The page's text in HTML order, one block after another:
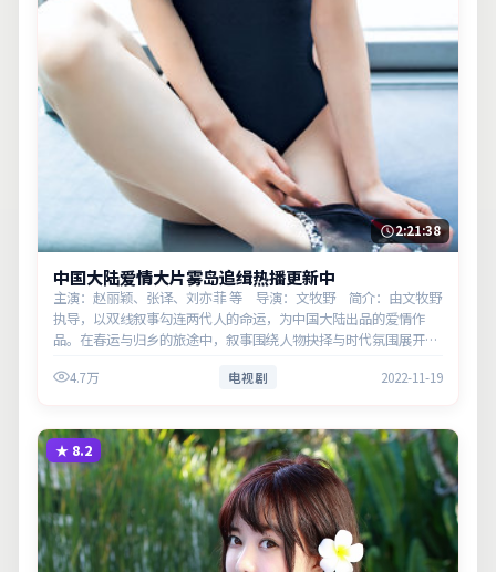
2:21:38
中国大陆爱情大片雾岛追缉热播更新中
主演：赵丽颖、张译、刘亦菲 等 导演：文牧野 简介：由文牧野
执导，以双线叙事勾连两代人的命运，为中国大陆出品的爱情作
品。在春运与归乡的旅途中，叙事围绕人物抉择与时代氛围展开，
顾观赏性与现…
4.7万 电视剧 2022-11-19
★ 8.2